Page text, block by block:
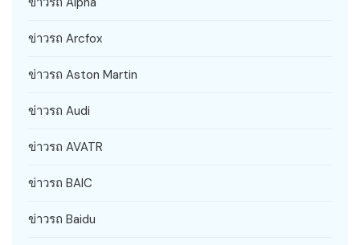
ข่าวรถ Arcfox
ข่าวรถ Aston Martin
ข่าวรถ Audi
ข่าวรถ AVATR
ข่าวรถ BAIC
ข่าวรถ Baidu